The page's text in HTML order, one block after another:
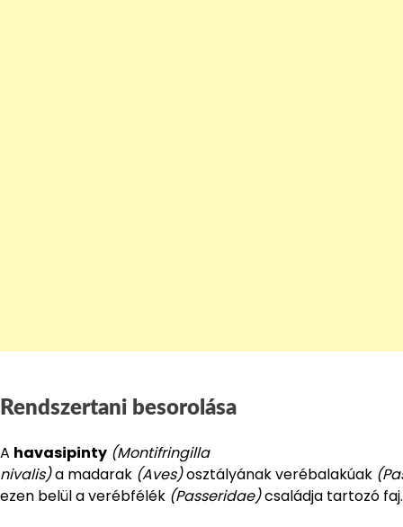
Rendszertani besorolása
A havasipinty (Montifringilla
nivalis)a madarak (Aves)osztályának verébalakúak
ezen belül a verébfélék (Passeridae)családja tartozó faj.